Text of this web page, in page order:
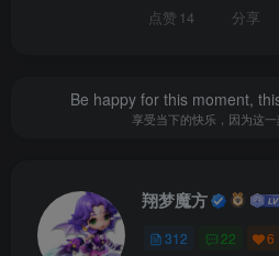
账号注册好后，如果需要，就给
1，连接数据库后，双击“auth”，
号（类似3#1之类的），记住你账
点赞 14 分享
Be happy for this moment,
享受当下的快乐，因为这
翔梦魔方
312 22 6